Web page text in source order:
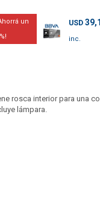
USD
rosca interior para una
lámpara.